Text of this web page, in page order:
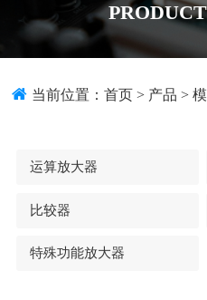
当前位置：首页 > 产品 >
运算放大器
比较器
特殊功能放大器